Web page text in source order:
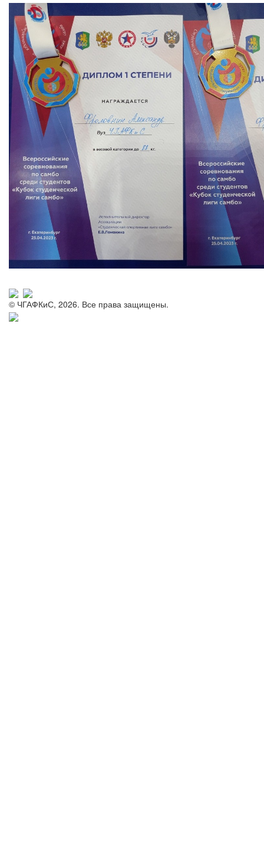
© ЧГАФКиС, 2026. Все права защищены.